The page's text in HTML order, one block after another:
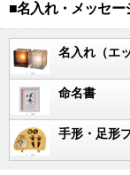
■名入れ・メッセー
名入れ（エ
命名書
手形・足形